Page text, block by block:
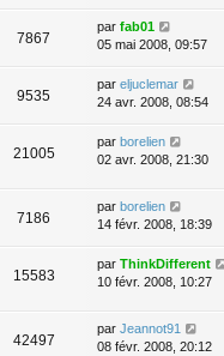
7867
par fab01
05 mai 2008, 09:57
9535
par eljuclemar
24 avr. 2008, 08:54
21005
par borelien
02 avr. 2008, 21:30
7186
par borelien
14 févr. 2008, 18:39
15583
par ThinkDifferent
10 févr. 2008, 10:27
42497
par Jeannot91
08 févr. 2008, 20:12